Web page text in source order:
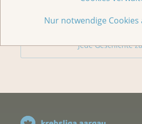
Nur notwendige Cookies
Spenden
Jede Geschichte